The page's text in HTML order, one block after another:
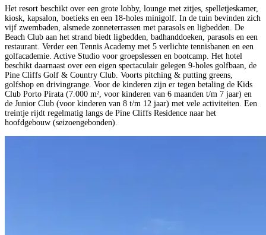
Het resort beschikt over een grote lobby, lounge met zitjes, spelletjeskamer,
kiosk, kapsalon, boetieks en een 18-holes minigolf. In de tuin bevinden zich
vijf zwembaden, alsmede zonneterrassen met parasols en ligbedden. De
Beach Club aan het strand biedt ligbedden, badhanddoeken, parasols en een
restaurant. Verder een Tennis Academy met 5 verlichte tennisbanen en een
golfacademie. Active Studio voor groepslessen en bootcamp. Het hotel
beschikt daarnaast over een eigen spectaculair gelegen 9-holes golfbaan, de
Pine Cliffs Golf & Country Club. Voorts pitching & putting greens,
golfshop en drivingrange. Voor de kinderen zijn er tegen betaling de Kids
Club Porto Pirata (7.000 m², voor kinderen van 6 maanden t/m 7 jaar) en
de Junior Club (voor kinderen van 8 t/m 12 jaar) met vele activiteiten. Een
treintje rijdt regelmatig langs de Pine Cliffs Residence naar het
hoofdgebouw (seizoengebonden).